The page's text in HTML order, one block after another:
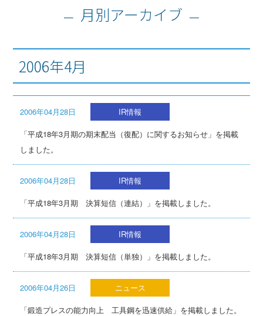
月別アーカイブ
2006年4月
2006年04月28日
IR情報
「平成18年3月期の期末配当（復配）に関するお知らせ」を掲載
しました。
2006年04月28日
IR情報
「平成18年3月期 決算短信（連結）」を掲載しました。
2006年04月28日
IR情報
「平成18年3月期 決算短信（単独）」を掲載しました。
2006年04月26日
ニュース
「鍛造プレスの能力向上 工具鋼を迅速供給」を掲載しました。